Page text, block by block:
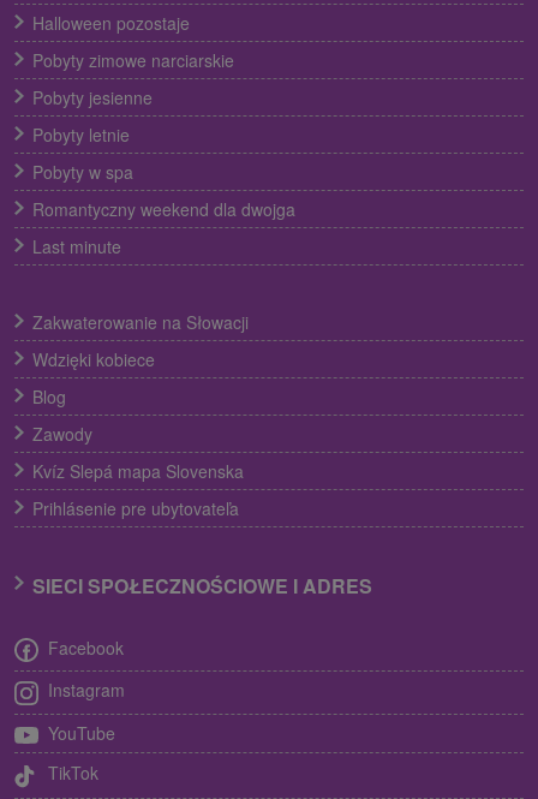
Halloween pozostaje
Pobyty zimowe narciarskie
Pobyty jesienne
Pobyty letnie
Pobyty w spa
Romantyczny weekend dla dwojga
Last minute
Zakwaterowanie na Słowacji
Wdzięki kobiece
Blog
Zawody
Kvíz Slepá mapa Slovenska
Prihlásenie pre ubytovateľa
SIECI SPOŁECZNOŚCIOWE I ADRES
Facebook
Instagram
YouTube
TikTok